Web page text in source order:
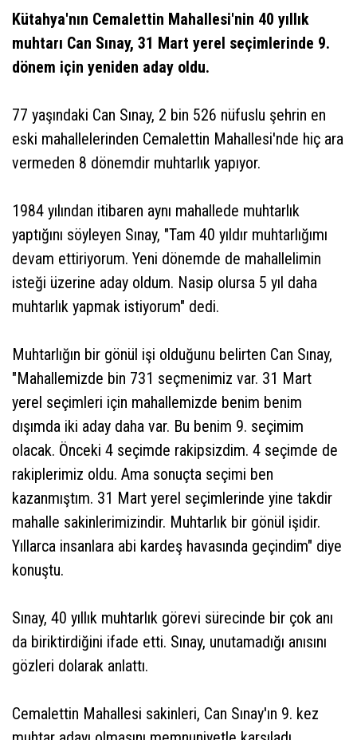
Kütahya'nın Cemalettin Mahallesi'nin 40 yıllık
muhtarı Can Sınay, 31 Mart yerel seçimlerinde 9.
dönem için yeniden aday oldu.
77 yaşındaki Can Sınay, 2 bin 526 nüfuslu şehrin en
eski mahallelerinden Cemalettin Mahallesi'nde hiç ara
vermeden 8 dönemdir muhtarlık yapıyor.
1984 yılından itibaren aynı mahallede muhtarlık
yaptığını söyleyen Sınay, "Tam 40 yıldır muhtarlığımı
devam ettiriyorum. Yeni dönemde de mahallelimin
isteği üzerine aday oldum. Nasip olursa 5 yıl daha
muhtarlık yapmak istiyorum" dedi.
Muhtarlığın bir gönül işi olduğunu belirten Can Sınay,
"Mahallemizde bin 731 seçmenimiz var. 31 Mart
yerel seçimleri için mahallemizde benim benim
dışımda iki aday daha var. Bu benim 9. seçimim
olacak. Önceki 4 seçimde rakipsizdim. 4 seçimde de
rakiplerimiz oldu. Ama sonuçta seçimi ben
kazanmıştım. 31 Mart yerel seçimlerinde yine takdir
mahalle sakinlerimizindir. Muhtarlık bir gönül işidir.
Yıllarca insanlara abi kardeş havasında geçindim" diye
konuştu.
Sınay, 40 yıllık muhtarlık görevi sürecinde bir çok anı
da biriktirdiğini ifade etti. Sınay, unutamadığı anısını
gözleri dolarak anlattı.
Cemalettin Mahallesi sakinleri, Can Sınay'ın 9. kez